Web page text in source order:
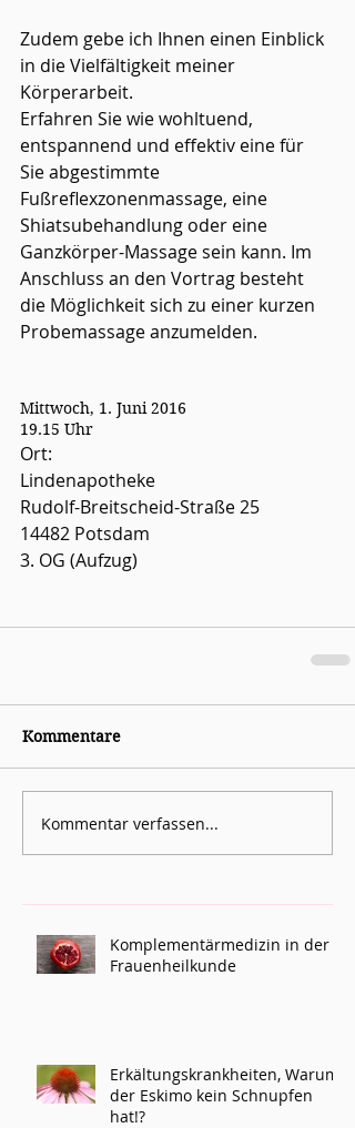
Zudem gebe ich Ihnen einen Einblick
in die Vielfältigkeit meiner
Körperarbeit.
Erfahren Sie wie wohltuend,
entspannend und effektiv eine für
Sie abgestimmte
Fußreflexzonenmassage, eine
Shiatsubehandlung oder eine
Ganzkörper-Massage sein kann. Im
Anschluss an den Vortrag besteht
die Möglichkeit sich zu einer kurzen
Probemassage anzumelden.
Mittwoch, 1. Juni 2016
19.15 Uhr
Ort:
Lindenapotheke
Rudolf-Breitscheid-Straße 25
14482 Potsdam
3. OG (Aufzug)
Kommentare
Kommentar verfassen...
Komplementärmedizin in der
Frauenheilkunde
Erkältungskrankheiten, Warum
der Eskimo kein Schnupfen
hat!?